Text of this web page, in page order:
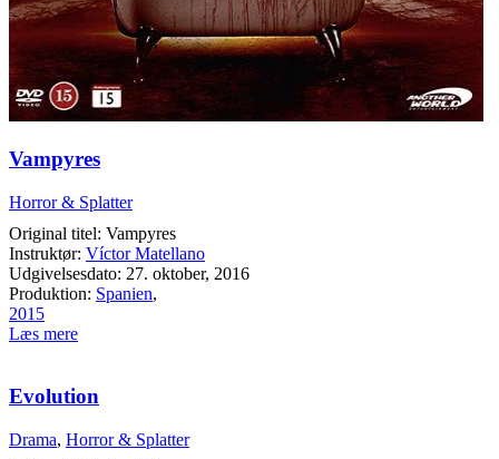
Vampyres
Horror & Splatter
Original titel: Vampyres
Instruktør: Víctor Matellano
Udgivelsesdato: 27. oktober, 2016
Produktion: Spanien,
2015
Læs mere
Evolution
Drama, Horror & Splatter